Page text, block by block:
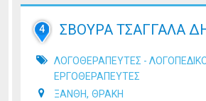
4 ΣΒΟΥΡΑ ΤΣΑΓΓΑΛΑ
ΛΟΓΟΘΕΡΑΠΕΥΤΕΣ -
ΕΡΓΟΘΕΡΑΠΕΥΤΕΣ
ΞΑΝΘΗ, ΘΡΑΚΗ